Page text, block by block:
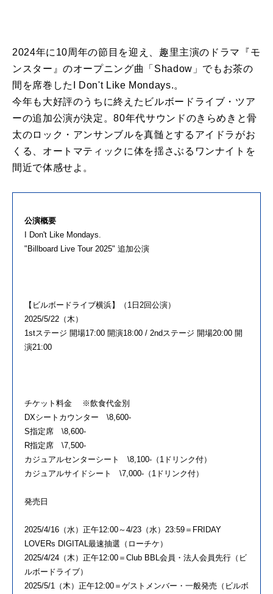
2024年に10周年の節目を迎え、趣里主演のドラマ『モ
ンスター』のオープニング曲「Shadow」でもお茶の
間を席巻したI Don't Like Mondays.。
今年も大好評のうちに終えたビルボードライブ・ツア
ーの追加公演が決定。80年代サウンドのきらめきと骨
太のロック・アンサンブルを真髄とするアイドラがお
くる、オートマティックに体を揺さぶるワンナイトを
間近で体感せよ。
公演概要
I Don't Like Mondays.
"Billboard Live Tour 2025" 追加公演
【ビルボードライブ横浜】（1日2回公演）
2025/5/22（木）
1stステージ 開場17:00 開演18:00 / 2ndステージ 開場20:00 開
演21:00
チケット料金 ※飲食代金別
DXシートカウンター \8,600-
S指定席 \8,600-
R指定席 \7,500-
カジュアルセンターシート \8,100-（1ドリンク付）
カジュアルサイドシート \7,000-（1ドリンク付）
発売日
2025/4/16（水）正午12:00～4/23（水）23:59＝FRIDAY
LOVERs DIGITAL最速抽選（ローチケ）
2025/4/24（木）正午12:00＝Club BBL会員・法人会員先行（ビ
ルボードライブ）
2025/5/1（木）正午12:00＝ゲストメンバー・一般発売（ビルボ